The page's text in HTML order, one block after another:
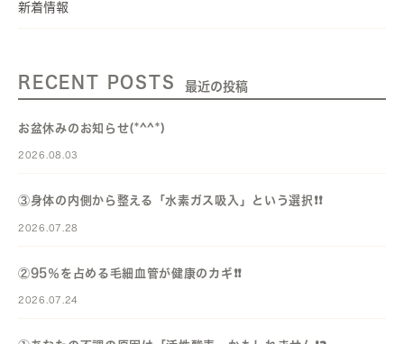
新着情報
RECENT POSTS 最近の投稿
お盆休みのお知らせ(*^^*)
2026.08.03
③身体の内側から整える「水素ガス吸入」という選択❗️❗️
2026.07.28
②95％を占める毛細血管が健康のカギ❗️❗️
2026.07.24